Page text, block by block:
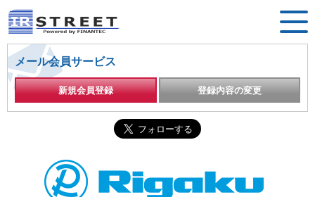
メール会員サービス
新規会員登録 登録内容の変更